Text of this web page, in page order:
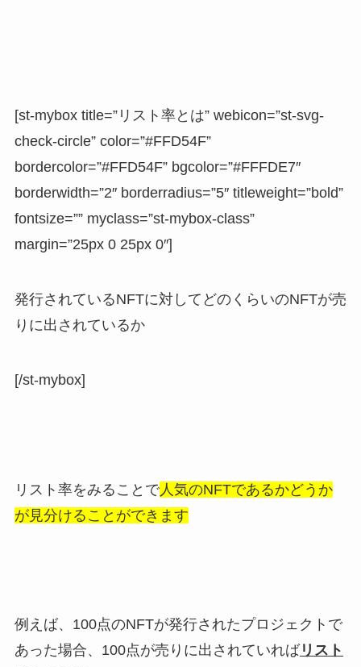
[st-mybox title=”リスト率とは” webicon=”st-svg-
check-circle” color=”#FFD54F”
bordercolor=”#FFD54F” bgcolor=”#FFFDE7″
borderwidth=”2″ borderradius=”5″ titleweight=”bold”
fontsize=”” myclass=”st-mybox-class”
margin=”25px 0 25px 0″]
発行されているNFTに対してどのくらいのNFTが売
りに出されているか
[/st-mybox]
リスト率をみることで人気のNFTであるかどうか
が見分けることができます
例えば、100点のNFTが発行されたプロジェクトで
あった場合、100点が売りに出されていればリスト